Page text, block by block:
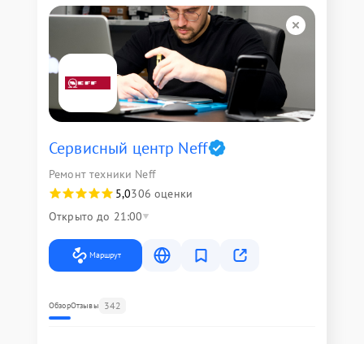
Сервисный центр Neff
Ремонт техники Neff
5,0306 оценки
Открыто до 21:00
Маршрут
ОбзорОтзывы 342